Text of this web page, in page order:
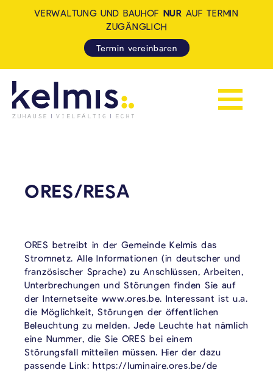
Navigation
VERWALTUNG UND BAUHOF NUR AUF TERMIN
ZUGÄNGLICH
Termin vereinbaren
ORES/RESA
ORES betreibt in der Gemeinde Kelmis das
Stromnetz. Alle Informationen (in deutscher und
französischer Sprache) zu Anschlüssen, Arbeiten,
Unterbrechungen und Störungen finden Sie auf
der Internetseite www.ores.be. Interessant ist u.a.
die Möglichkeit, Störungen der öffentlichen
Beleuchtung zu melden. Jede Leuchte hat nämlich
eine Nummer, die Sie ORES bei einem
Störungsfall mitteilen müssen. Hier der dazu
passende Link: https://luminaire.ores.be/de